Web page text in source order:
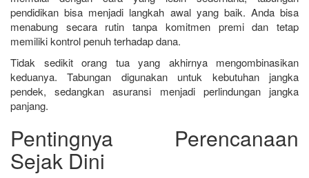
pendidikan bisa menjadi langkah awal yang baik. Anda bisa
menabung secara rutin tanpa komitmen premi dan tetap
memiliki kontrol penuh terhadap dana.
Tidak sedikit orang tua yang akhirnya mengombinasikan
keduanya. Tabungan digunakan untuk kebutuhan jangka
pendek, sedangkan asuransi menjadi perlindungan jangka
panjang.
Pentingnya Perencanaan
Sejak Dini